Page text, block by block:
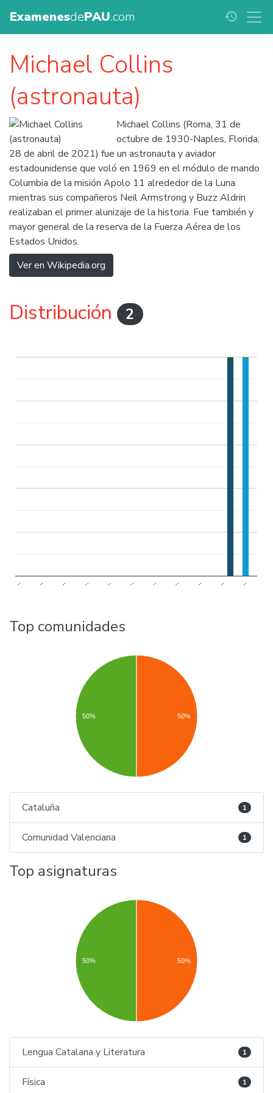
ExamenesdePAU.com history
Michael Collins
(astronauta)
Michael Collins (Roma, 31 de
octubre de 1930-Naples, Florida;
28 de abril de 2021) fue un astronauta y aviador
estadounidense que voló en 1969 en el módulo de mando
Columbia de la misión Apolo 11 alrededor de la Luna
mientras sus compañeros Neil Armstrong y Buzz Aldrin
realizaban el primer alunizaje de la historia. Fue también y
mayor general de la reserva de la Fuerza Aérea de los
Estados Unidos.
Ver en Wikipedia.org
Distribución 2
.. .. .. .. .. .. .. .. .. .. ..
Top comunidades
50% 50%
Cataluña 1
Comunidad Valenciana 1
Top asignaturas
50% 50%
Lengua Catalana y Literatura 1
Física 1